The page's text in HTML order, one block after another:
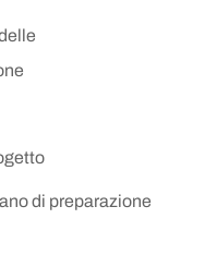
di preparazione